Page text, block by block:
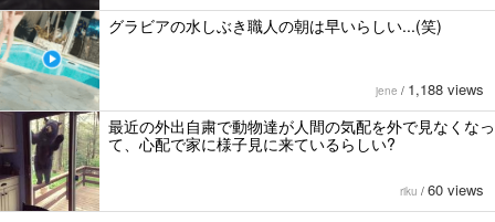
グラビアの水しぶき職人の朝は早いらしい...(笑)
jene / 1,188 views
最近の外出自粛で動物達が人間の気配を外で見なくなっ
て、心配で家に様子見に来ているらしい?
riku / 60 views